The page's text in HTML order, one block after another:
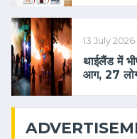
13 July 2026
थाईलैंड में
आग, 27